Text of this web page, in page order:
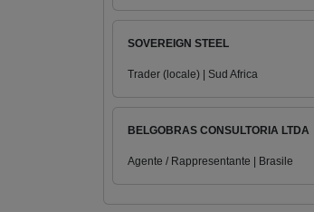
SOVEREIGN STEEL
Trader (locale) | Sud Africa
BELGOBRAS CONSULTORIA LTDA
Agente / Rappresentante | Brasile